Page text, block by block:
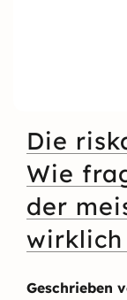
Die
Wie
der
Geschrieben